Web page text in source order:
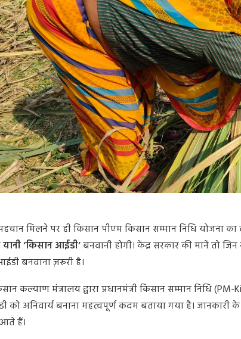
सांकेतिक
मिलने पर ही किसान पीएम किसान सम्मान निधि योजना
यानी ‘किसान आईडी’बनवानी होगी। केंद्र सरकार की मानें तो
बनवाना ज़रूरी है।
कल्याण मंत्रालय द्वारा प्रधानमंत्री किसान सम्मान निधि
को अनिवार्य बनाना महत्वपूर्ण कदम बताया गया है।
हैं।